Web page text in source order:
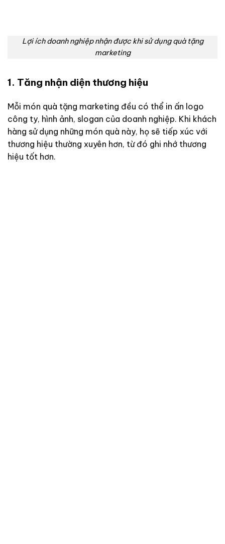
Lợi ích doanh nghiệp nhận được khi sử dụng quà tặng
marketing
1. Tăng nhận diện thương hiệu
Mỗi món quà tặng marketing đều có thể in ấn logo
công ty, hình ảnh, slogan của doanh nghiệp. Khi khách
hàng sử dụng những món quà này, họ sẽ tiếp xúc với
thương hiệu thường xuyên hơn, từ đó ghi nhớ thương
hiệu tốt hơn.